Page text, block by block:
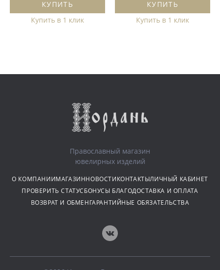
КУПИТЬ
Купить в 1 клик
КУПИТЬ
Купить в 1 клик
Православный магазин
ювелирных изделий
О КОМПАНИИМАГАЗИННОВОСТИКОНТАКТЫЛИЧНЫЙ КАБИНЕТ
ПРОВЕРИТЬ СТАТУСБОНУСЫ БЛАГОДОСТАВКА И ОПЛАТА
ВОЗВРАТ И ОБМЕНГАРАНТИЙНЫЕ ОБЯЗАТЕЛЬСТВА